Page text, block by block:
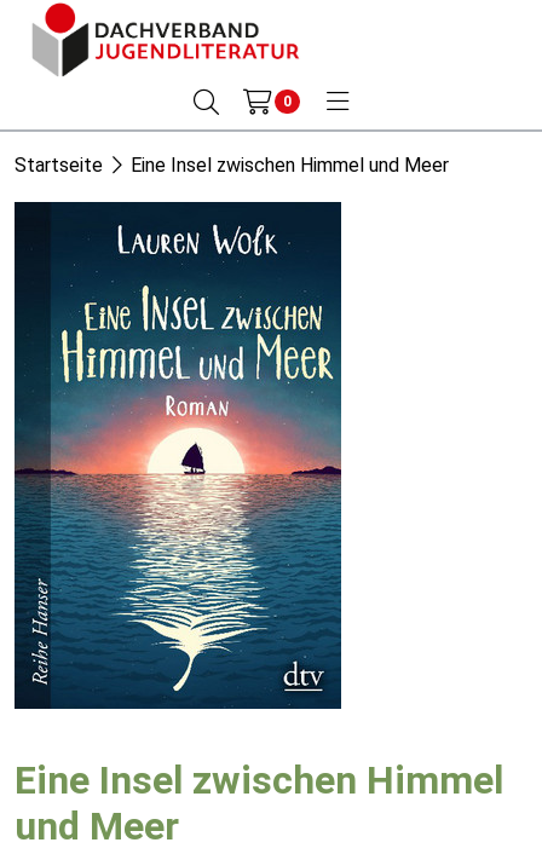
0
Startseite Eine Insel zwischen Himmel und Meer
Eine Insel zwischen Himmel
und Meer